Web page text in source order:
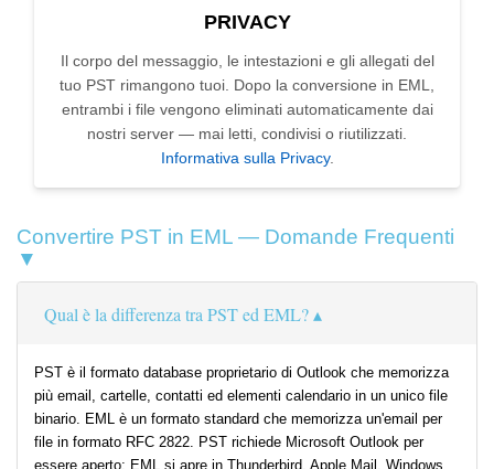
PRIVACY
Il corpo del messaggio, le intestazioni e gli allegati del
tuo PST rimangono tuoi. Dopo la conversione in EML,
entrambi i file vengono eliminati automaticamente dai
nostri server — mai letti, condivisi o riutilizzati.
Informativa sulla Privacy.
Convertire PST in EML — Domande Frequenti
▼
Qual è la differenza tra PST ed EML?
PST è il formato database proprietario di Outlook che memorizza
più email, cartelle, contatti ed elementi calendario in un unico file
binario. EML è un formato standard che memorizza un'email per
file in formato RFC 2822. PST richiede Microsoft Outlook per
essere aperto; EML si apre in Thunderbird, Apple Mail, Windows